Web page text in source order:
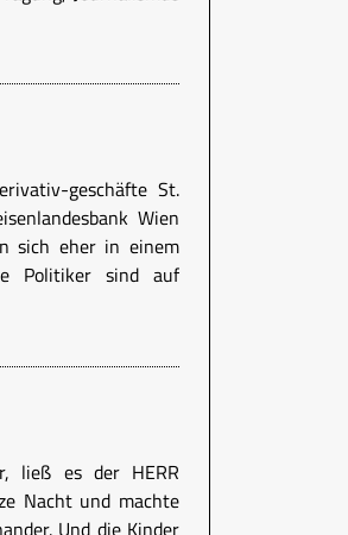
geschäfte St.
Wien
sich eher in einem
Politiker sind auf
ließ es der HERR
Nacht und machte
Und die Kinder